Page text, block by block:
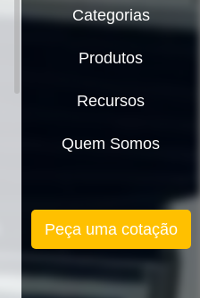
Categorias
Produtos
Recursos
Quem Somos
Peça uma cotação